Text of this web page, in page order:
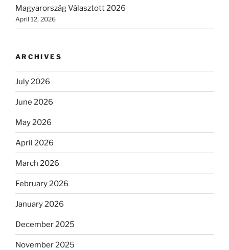
Magyarország Választott 2026
April 12, 2026
ARCHIVES
July 2026
June 2026
May 2026
April 2026
March 2026
February 2026
January 2026
December 2025
November 2025